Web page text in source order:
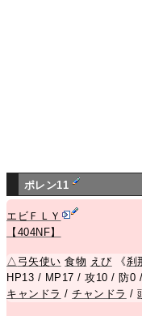
ポレン11
エビＦＬＹ
【404NF】
△ 弓矢使い 食物 えび 《刹
HP13 / MP17 / 攻10 / 防0
キャンドラ /チャンドラ /